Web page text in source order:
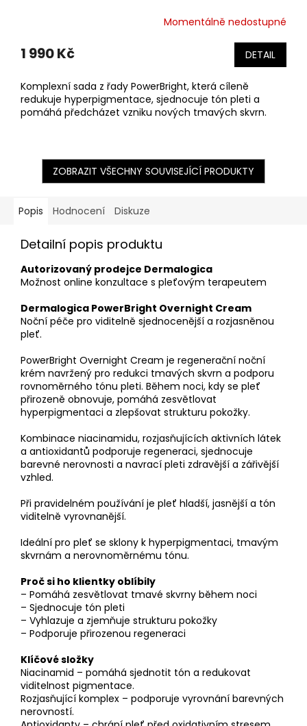
Momentálně nedostupné
1 990 Kč DETAIL
Komplexní sada z řady PowerBright, která cíleně
redukuje hyperpigmentace, sjednocuje tón pleti a
pomáhá předcházet vzniku nových tmavých skvrn.
ZOBRAZIT VŠECHNY SOUVISEJÍCÍ PRODUKTY
Popis Hodnocení Diskuze
Detailní popis produktu
Autorizovaný prodejce Dermalogica
Možnost online konzultace s pleťovým terapeutem
Dermalogica PowerBright Overnight Cream
Noční péče pro viditelně sjednocenější a rozjasněnou
pleť.
PowerBright Overnight Cream je regenerační noční
krém navržený pro redukci tmavých skvrn a podporu
rovnoměrného tónu pleti. Během noci, kdy se pleť
přirozeně obnovuje, pomáhá zesvětlovat
hyperpigmentaci a zlepšovat strukturu pokožky.
Kombinace niacinamidu, rozjasňujících aktivních látek
a antioxidantů podporuje regeneraci, sjednocuje
barevné nerovnosti a navrací pleti zdravější a zářivější
vzhled.
Při pravidelném používání je pleť hladší, jasnější a tón
viditelně vyrovnanější.
Ideální pro pleť se sklony k hyperpigmentaci, tmavým
skvrnám a nerovnoměrnému tónu.
Proč si ho klientky oblíbily
– Pomáhá zesvětlovat tmavé skvrny během noci
– Sjednocuje tón pleti
– Vyhlazuje a zjemňuje strukturu pokožky
– Podporuje přirozenou regeneraci
Klíčové složky
Niacinamid – pomáhá sjednotit tón a redukovat
viditelnost pigmentace.
Rozjasňující komplex – podporuje vyrovnání barevných
nerovností.